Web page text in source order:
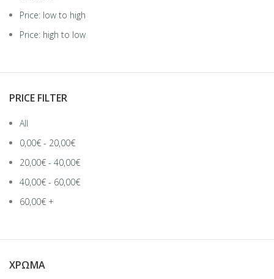
Price: low to high
Price: high to low
PRICE FILTER
All
0,00€ - 20,00€
20,00€ - 40,00€
40,00€ - 60,00€
60,00€ +
ΧΡΏΜΑ